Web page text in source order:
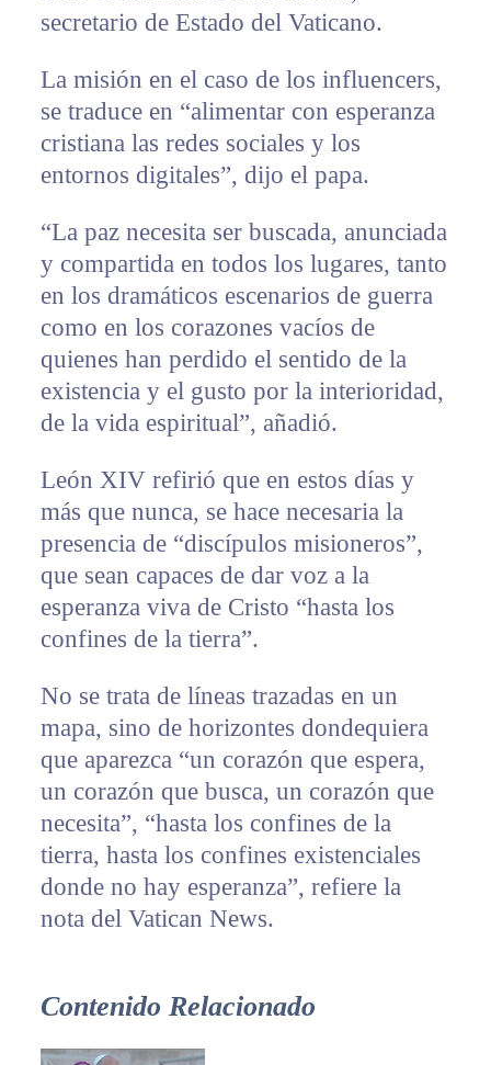
secretario de Estado del Vaticano.
La misión en el caso de los influencers,
se traduce en “alimentar con esperanza
cristiana las redes sociales y los
entornos digitales”, dijo el papa.
“La paz necesita ser buscada, anunciada
y compartida en todos los lugares, tanto
en los dramáticos escenarios de guerra
como en los corazones vacíos de
quienes han perdido el sentido de la
existencia y el gusto por la interioridad,
de la vida espiritual”, añadió.
León XIV refirió que en estos días y
más que nunca, se hace necesaria la
presencia de “discípulos misioneros”,
que sean capaces de dar voz a la
esperanza viva de Cristo “hasta los
confines de la tierra”.
No se trata de líneas trazadas en un
mapa, sino de horizontes dondequiera
que aparezca “un corazón que espera,
un corazón que busca, un corazón que
necesita”, “hasta los confines de la
tierra, hasta los confines existenciales
donde no hay esperanza”, refiere la
nota del Vatican News.
Contenido Relacionado